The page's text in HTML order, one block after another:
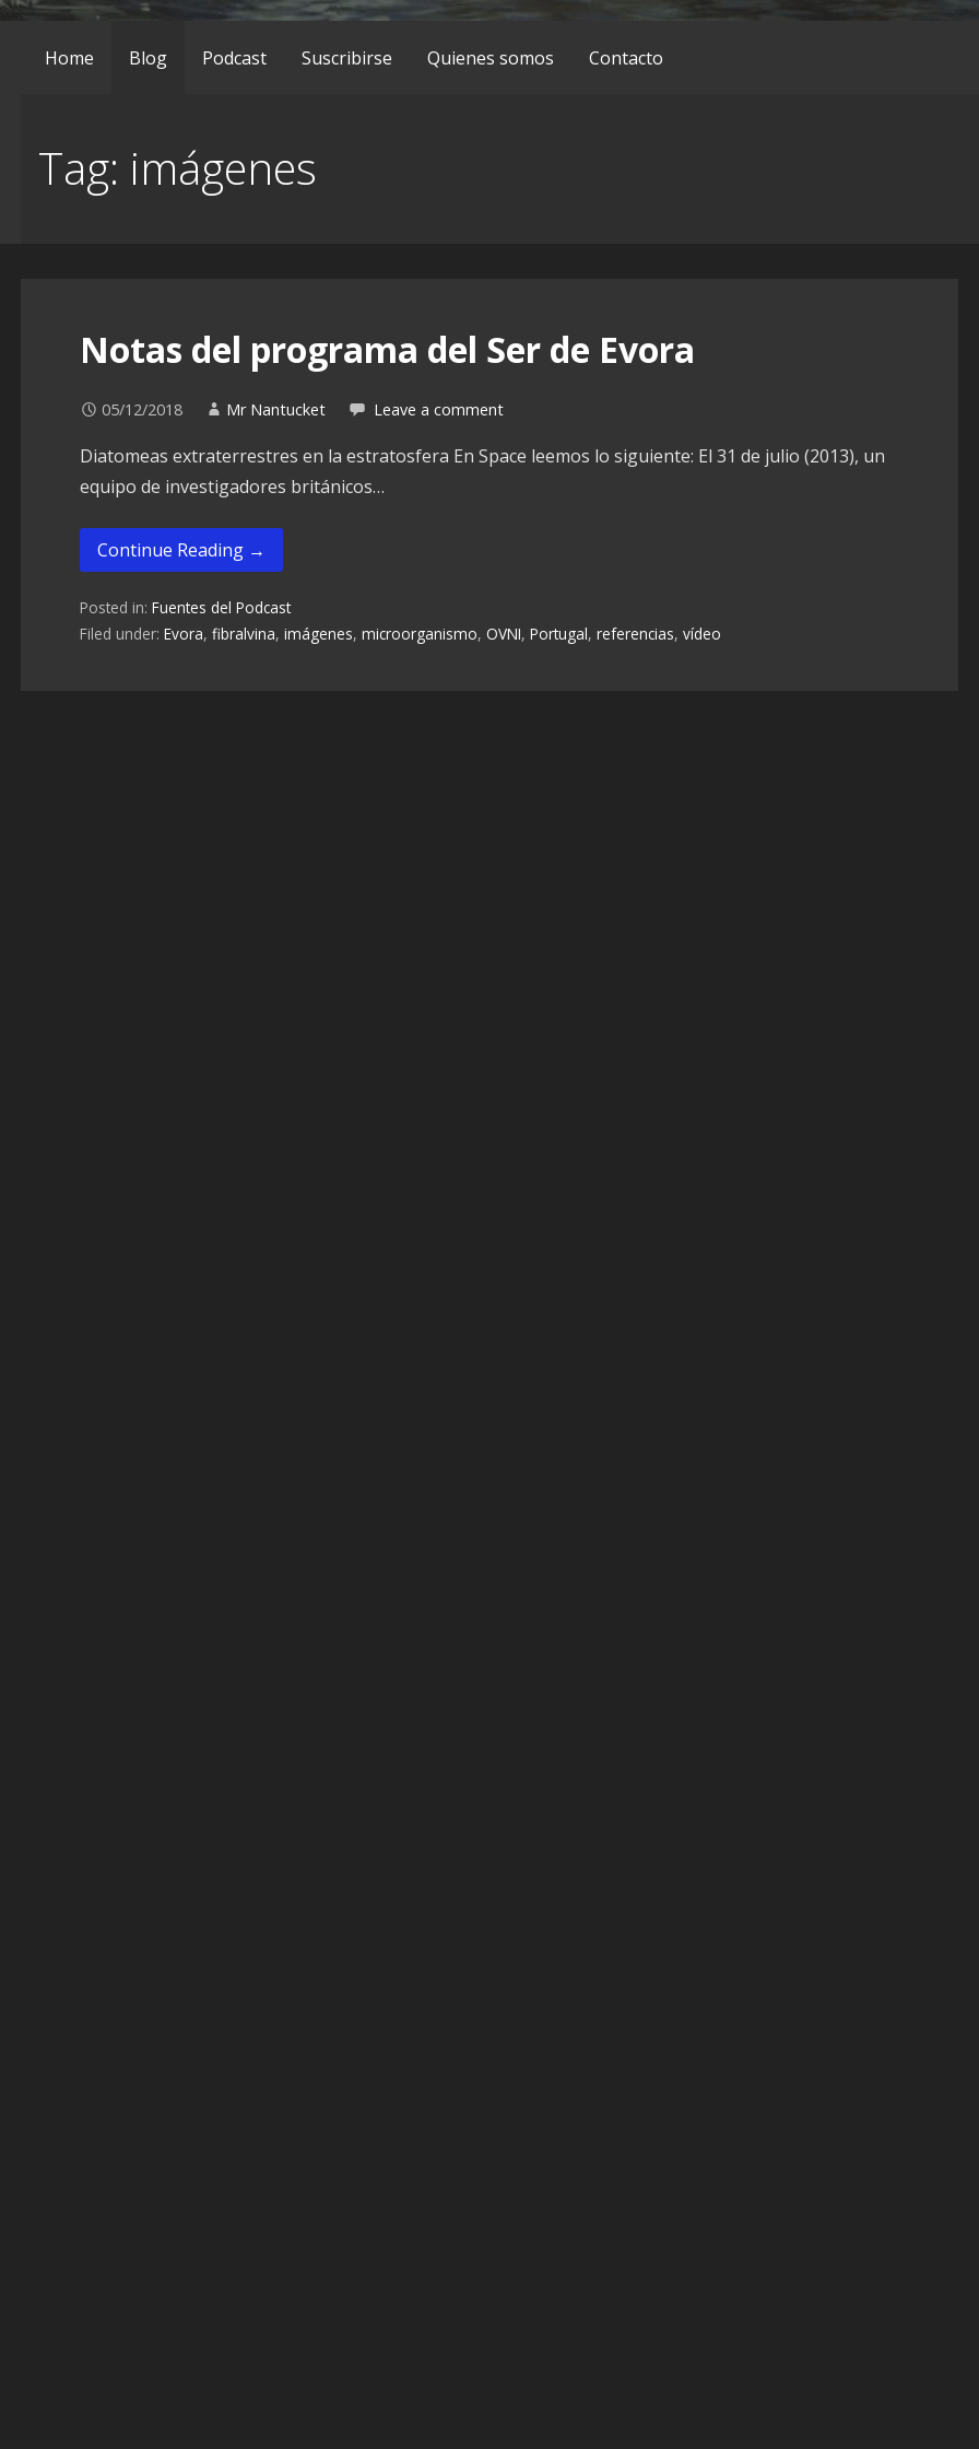
Home Blog Podcast Suscribirse Quienes somos Contacto
Tag: imágenes
Notas del programa del Ser de Evora
05/12/2018 Mr Nantucket Leave a comment
Diatomeas extraterrestres en la estratosfera En Space leemos lo siguiente: El 31 de julio (2013), un
equipo de investigadores británicos…
Continue Reading →
Posted in: Fuentes del Podcast
Filed under: Evora, fibralvina, imágenes, microorganismo, OVNI, Portugal, referencias, vídeo